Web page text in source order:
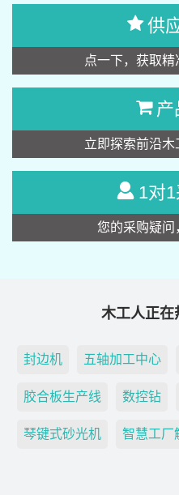
供
点一下，获取
产
立即探索前沿
1对
您的采购疑问
木工人正
封边机 五轴加工中心
胶合板生产线 数控钻
琴键式砂光机 智慧工厂